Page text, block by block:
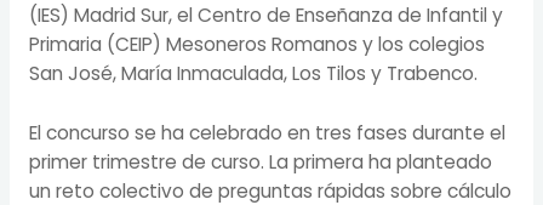
(IES) Madrid Sur, el Centro de Enseñanza de Infantil y
Primaria (CEIP) Mesoneros Romanos y los colegios
San José, María Inmaculada, Los Tilos y Trabenco.
El concurso se ha celebrado en tres fases durante el
primer trimestre de curso. La primera ha planteado
un reto colectivo de preguntas rápidas sobre cálculo